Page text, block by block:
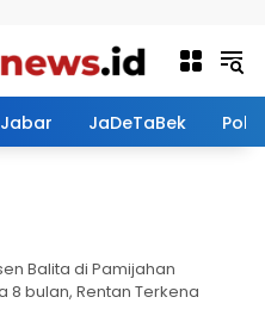
Jabar JaDeTaBek
Balita di Pamijahan
8 bulan, Rentan Terkena